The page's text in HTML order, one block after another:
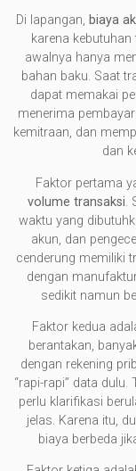
Di lapangan, biaya
karena kebutuhan
awalnya hanya
bahan baku. Saat
dapat memakai
menerima
kemitraan, dan
dan
Faktor pertama
volume transaksi.
waktu yang
akun, dan
cenderung memiliki
dengan
sedikit namun
Faktor kedua
berantakan,
dengan rekening
“rapi-rapi” data
perlu klarifikasi
jelas. Karena itu,
biaya berbeda